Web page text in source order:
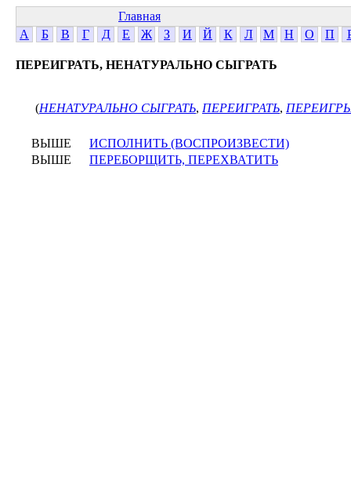
Главная
А
Б В Г Д Е Ж З И Й К Л М Н О П
ПЕРЕИГРАТЬ, НЕНАТУРАЛЬНО СЫГРАТЬ
(НЕНАТУРАЛЬНО СЫГРАТЬ, ПЕРЕИГРАТЬ,
ВЫШЕ
ИСПОЛНИТЬ (ВОСПРОИЗВЕСТИ)
ВЫШЕ
ПЕРЕБОРЩИТЬ, ПЕРЕХВАТИТЬ